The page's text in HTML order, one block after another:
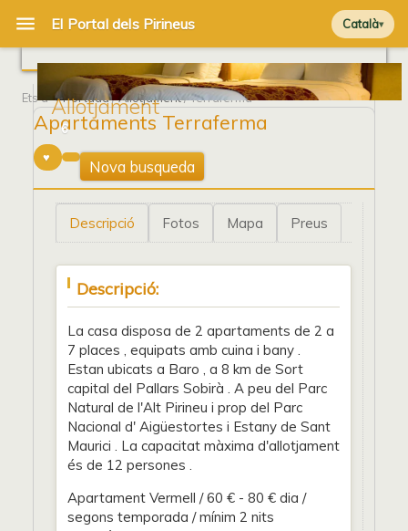
Català
Allotjament
Ets a Portada/Allotjament/ Terraferma
Apartaments Terraferma
6
Nova busqueda
Descripció Fotos Mapa Preus
Descripció:
La casa disposa de 2 apartaments de 2 a
7 places , equipats amb cuina i bany .
Estan ubicats a Baro , a 8 km de Sort
capital del Pallars Sobirà . A peu del Parc
Natural de l'Alt Pirineu i prop del Parc
Nacional d' Aigüestortes i Estany de Sant
Maurici . La capacitat màxima d'allotjament
és de 12 persones .
Apartament Vermell / 60 € - 80 € dia /
segons temporada / mínim 2 nits